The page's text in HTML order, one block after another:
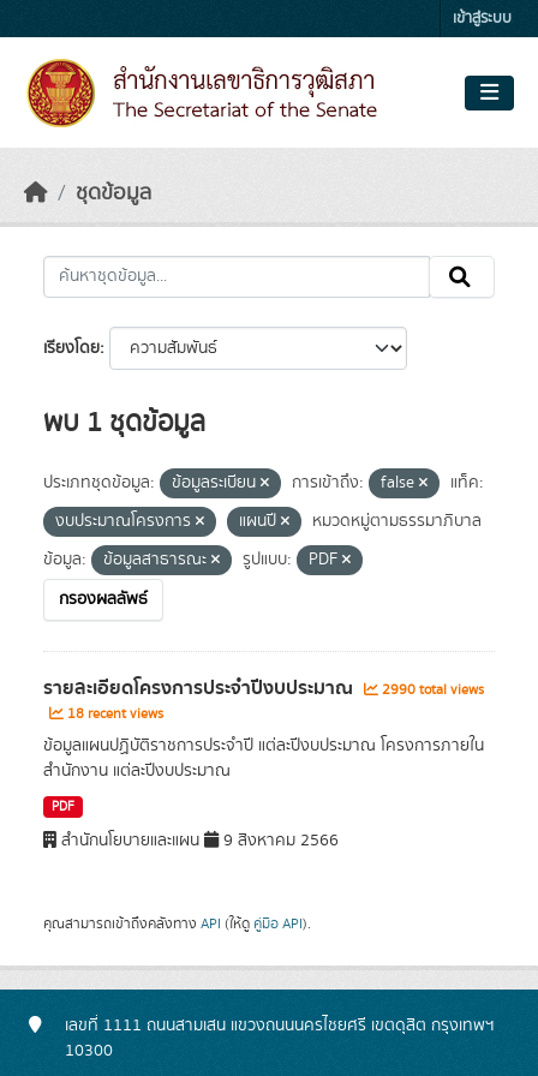
เข้าสู่ระบบ
ชุดข้อมูล
เรียงโดย
พบ 1 ชุดข้อมูล
ประเภทชุดข้อมูล: ข้อมูลระเบียน การเข้าถึง: false
แท็ค:
งบประมาณโครงการ
แผนปี
หมวดหมู่ตามธรรมาภิบาล
ข้อมูล:
ข้อมูลสาธารณะ รูปแบบ:
PDF
กรองผลลัพธ์
รายละเอียดโครงการประจำปีงบประมาณ
2990 total views
18 recent views
ข้อมูลแผนปฏิบัติราชการประจำปี แต่ละปีงบประมาณ โครงการภายใน
สำนักงาน แต่ละปีงบประมาณ
PDF
สำนักนโยบายและแผน 9 สิงหาคม 2566
คุณสามารถเข้าถึงคลังทาง API (ให้ดู คู่มือ API).
เลขที่ 1111 ถนนสามเสน แขวงถนนนครไชยศรี เขตดุสิต กรุงเทพฯ
10300